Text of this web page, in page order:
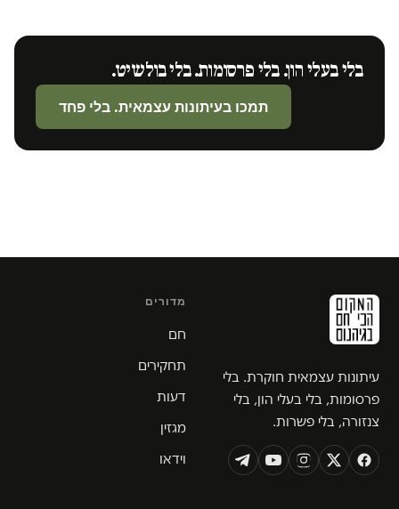
בלי בעלי הון. בלי פרסומות. בלי בולשיט.
תמכו בעיתונות עצמאית. בלי פחד
עיתונות עצמאית חוקרת. בלי
פרסומות, בלי בעלי הון, בלי
צנזורה, בלי פשרות.
מדורים
חם
תחקירים
דעות
מגזין
וידאו